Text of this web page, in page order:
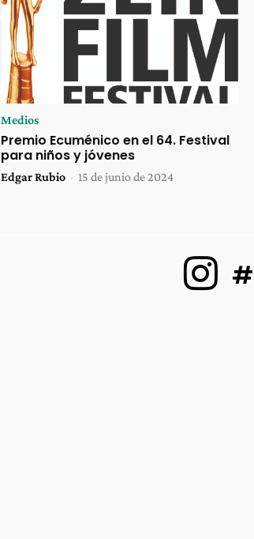
Medios
Premio Ecuménico en el 64. Festival
para niños y jóvenes
Edgar Rubio - 15 de junio de 2024